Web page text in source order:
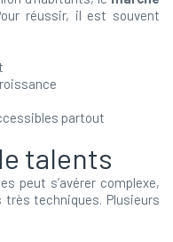
réussir, il est souvent
partout
talents
peut s’avérer complexe,
techniques. Plusieurs